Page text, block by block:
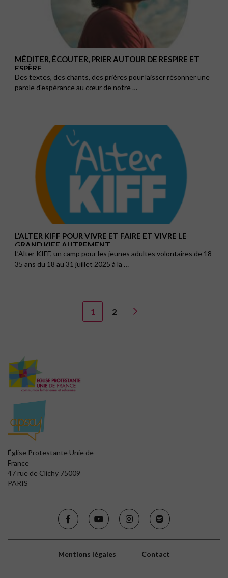
MÉDITER, ÉCOUTER, PRIER AUTOUR DE RESPIRE ET
ESPÈRE
Des textes, des chants, des prières pour laisser résonner une
parole d'espérance au cœur de notre …
L’ALTER KIFF POUR VIVRE ET FAIRE ET VIVRE LE
GRAND KIFF AUTREMENT
L’Alter KIFF, un camp pour les jeunes adultes volontaires de 18
35 ans du 18 au 31 juillet 2025 à la …
1 2
Église Protestante Unie de
France
47 rue de Clichy 75009
PARIS
Mentions légales Contact